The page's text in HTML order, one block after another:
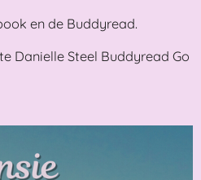
en de Buddyread.
Danielle Steel Buddyread Go